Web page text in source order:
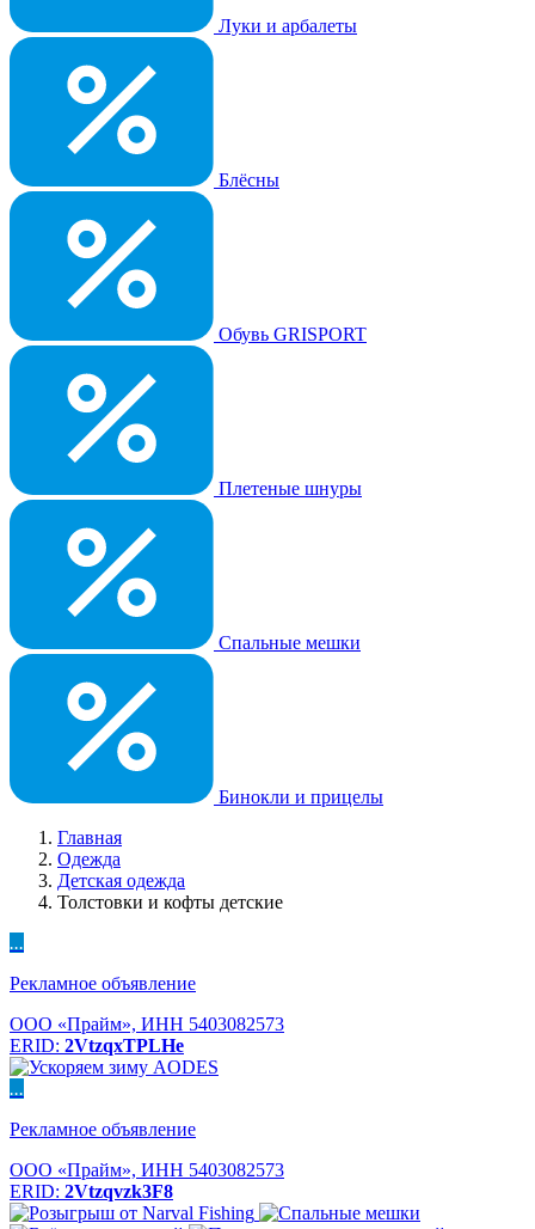
Луки и арбалеты
Блёсны
Обувь GRISPORT
Плетеные шнуры
Спальные мешки
Бинокли и прицелы
Главная
Одежда
Детская одежда
Толстовки и кофты детские
...
Рекламное объявление
ООО «Прайм», ИНН 5403082573
ERID: 2VtzqxTPLHe
...
Рекламное объявление
ООО «Прайм», ИНН 5403082573
ERID: 2Vtzqvzk3F8